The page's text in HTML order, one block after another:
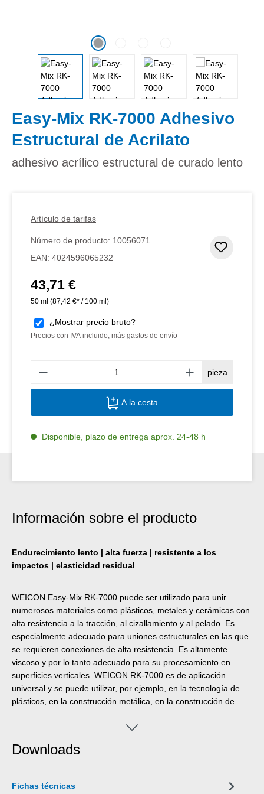
Easy-Mix RK-7000 Adhesivo
Estructural de Acrilato
adhesivo acrílico estructural de curado lento
Artículo de tarifas
Número de producto: 10056071
EAN: 4024596065232
Precio normal:
43,71 €
50 ml (87,42 €* / 100 ml)
¿Mostrar precio bruto?
Precios con IVA incluido, más gastos de envío
pieza
A la cesta
Disponible, plazo de entrega aprox. 24-48 h
Información sobre el producto
Endurecimiento lento | alta fuerza | resistente a los
impactos | elasticidad residual
WEICON Easy-Mix RK-7000 puede ser utilizado para unir
numerosos materiales como plásticos, metales y cerámicas con
alta resistencia a la tracción, al cizallamiento y al pelado. Es
especialmente adecuado para uniones estructurales en las que
se requieren conexiones de alta resistencia. Es altamente
viscoso y por lo tanto adecuado para su procesamiento en
superficies verticales. WEICON RK-7000 es de aplicación
universal y se puede utilizar, por ejemplo, en la tecnología de
plásticos, en la construcción metálica, en la construcción de
ingeniería eléctrica, en el procesamiento de la madera o en la
Easy-Mix D 50 es necesaria para procesar productos Easy-Mix
Downloads
Fichas técnicas